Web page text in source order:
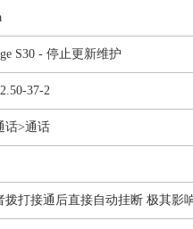
S30 - 停止更新维护
37-2
话>通话
拨打接通后直接自动挂断 极其影